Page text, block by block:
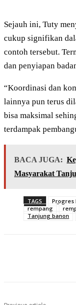
Sejauh ini, Tuty
cukup signifikan
contoh tersebut.
dan penyiapan
“Koordinasi dan
lainnya pun terus
bisa maksimal
terdampak
BACA JUGA:
Masyarakat
TAGS Progres
rempang
Tanjung banon